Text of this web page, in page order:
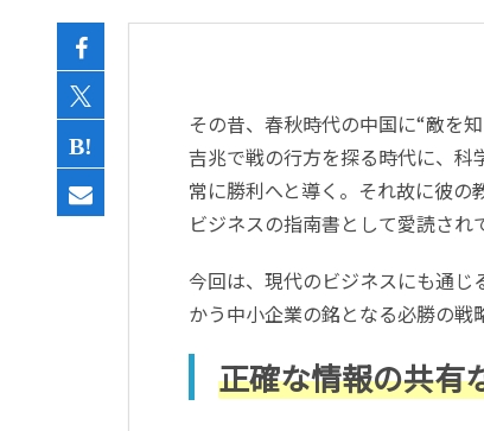
データ分析／BI
その昔、春秋時代の中国に“敵を
吉兆で戦の行方を探る時代に、
常に勝利へと導く。それ故に彼
ビジネスの指南書として愛読され
今回は、現代のビジネスにも通
かう中小企業の銘となる必勝の戦
正確な情報の共有